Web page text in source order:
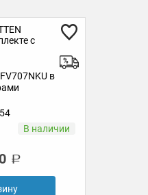
в
В наличии